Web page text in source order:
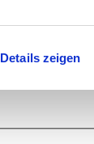
Details zeigen